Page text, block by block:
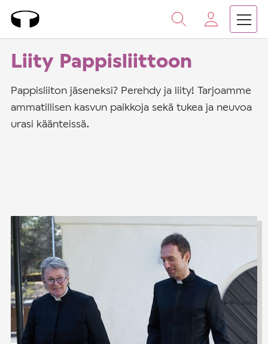
sisältöön
Etusivu
Suomen kirkon pappisliitto › Jäsenyys
Liity Pappisliittoon
Pappisliiton jäseneksi? Perehdy ja liity! Tarjoamme
ammatillisen kasvun paikkoja sekä tukea ja neuvoa
urasi käänteissä.